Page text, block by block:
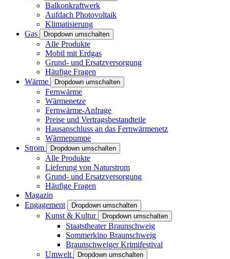
Balkonkraftwerk
Aufdach Photovoltaik
Klimatisierung
Gas
Dropdown umschalten
Alle Produkte
Mobil mit Erdgas
Grund- und Ersatzversorgung
Häufige Fragen
Wärme
Dropdown umschalten
Fernwärme
Wärmenetze
Fernwärme-Anfrage
Preise und Vertragsbestandteile
Hausanschluss an das Fernwärmenetz
Wärmepumpe
Strom
Dropdown umschalten
Alle Produkte
Lieferung von Naturstrom
Grund- und Ersatzversorgung
Häufige Fragen
Magazin
Engagement
Dropdown umschalten
Kunst & Kultur Dropdown umschalten
Staatstheater Braunschweig
Sommerkino Braunschweig
Braunschweiger Krimifestival
Umwelt
Dropdown umschalten